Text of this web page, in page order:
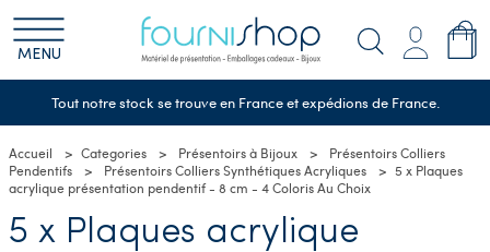
MENU
Tout notre stock se trouve en France et expédions de France.
Accueil Categories Présentoirs à Bijoux
Présentoirs Colliers
Pendentifs
Présentoirs Colliers Synthétiques Acryliques
5 x Plaques
acrylique présentation pendentif - 8 cm - 4 Coloris Au Choix
5 x Plaques acrylique